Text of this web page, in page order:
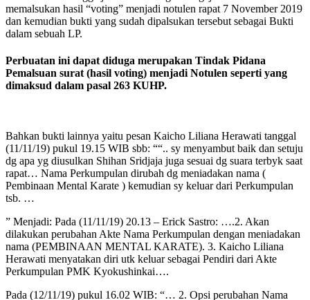
memalsukan hasil “voting” menjadi notulen rapat 7 November 2019
dan kemudian bukti yang sudah dipalsukan tersebut sebagai Bukti
dalam sebuah LP.
Perbuatan ini dapat diduga merupakan Tindak Pidana
Pemalsuan surat (hasil voting) menjadi Notulen seperti yang
dimaksud dalam pasal 263 KUHP.
Bahkan bukti lainnya yaitu pesan Kaicho Liliana Herawati tanggal
(11/11/19) pukul 19.15 WIB sbb: ““.. sy menyambut baik dan setuju
dg apa yg diusulkan Shihan Sridjaja juga sesuai dg suara terbyk saat
rapat… Nama Perkumpulan dirubah dg meniadakan nama (
Pembinaan Mental Karate ) kemudian sy keluar dari Perkumpulan
tsb. …
” Menjadi: Pada (11/11/19) 20.13 – Erick Sastro: ….2. Akan
dilakukan perubahan Akte Nama Perkumpulan dengan meniadakan
nama (PEMBINAAN MENTAL KARATE). 3. Kaicho Liliana
Herawati menyatakan diri utk keluar sebagai Pendiri dari Akte
Perkumpulan PMK Kyokushinkai….
Pada (12/11/19) pukul 16.02 WIB: “… 2. Opsi perubahan Nama